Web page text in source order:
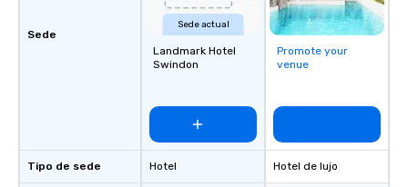
relationships with our
and the executive
involved with each
acquisition to
ongoing management
the sales process is
be managing your
Sede
Tipo de sede
Sede actual
Landmark Hotel
Swindon
Hotel
Promote your
venue
Hotel de lujo